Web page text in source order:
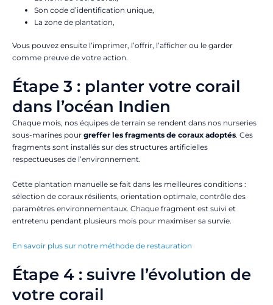
Son code d’identification unique,
La zone de plantation,
Vous pouvez ensuite l’imprimer, l’offrir, l’afficher ou le garder
comme preuve de votre action.
Étape 3 : planter votre corail
dans l’océan Indien
Chaque mois, nos équipes de terrain se rendent dans nos nurseries
sous-marines pour greffer les fragments de coraux adoptés. Ces
fragments sont installés sur des structures artificielles
respectueuses de l’environnement.
Cette plantation manuelle se fait dans les meilleures conditions :
sélection de coraux résilients, orientation optimale, contrôle des
paramètres environnementaux. Chaque fragment est suivi et
entretenu pendant plusieurs mois pour maximiser sa survie.
En savoir plus sur notre méthode de restauration
Étape 4 : suivre l’évolution de
votre corail